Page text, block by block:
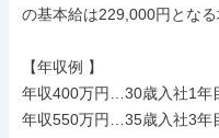
の基本給は229,000円となる
【年収例 】
年収400万円…30歳入社1年
年収550万円…35歳入社3年